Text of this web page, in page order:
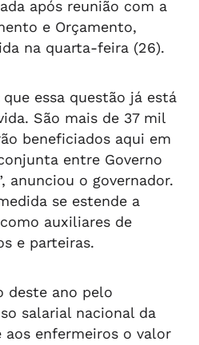
após reunião com a
e Orçamento,
na quarta-feira (26).
essa questão já está
São mais de 37 mil
beneficiados aqui em
entre Governo
anunciou o governador.
se estende a
auxiliares de
e parteiras.
deste ano pelo
salarial nacional da
aos enfermeiros o valor